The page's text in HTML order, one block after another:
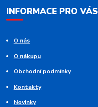
INFORMACE PRO VÁS
O nás
O nákupu
Obchodní podmínky
Kontakty
Novinky